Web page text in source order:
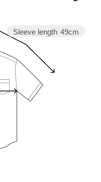
Sleeve length 49cm